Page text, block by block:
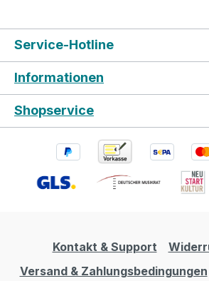
Service-Hotline
Informationen
Shopservice
Kontakt & Support
Versand & Zahlungsbedingungen